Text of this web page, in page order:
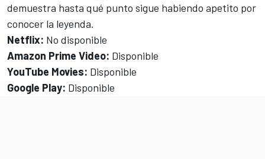
demuestra hasta qué punto sigue habiendo apetito por
conocer la leyenda.
Netflix: No disponible
Amazon Prime Video: Disponible
YouTube Movies: Disponible
Google Play: Disponible